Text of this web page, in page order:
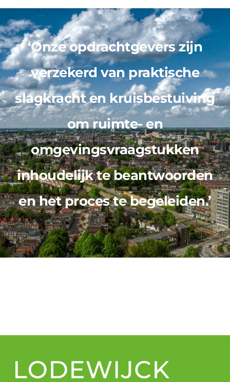
‘Onze opdrachtgevers zijn
verzekerd van praktische
slagkracht en kruisbestuiving
om ruimte- en
omgevingsvraagstukken
inhoudelijk te beantwoorden
en het proces te begeleiden.’